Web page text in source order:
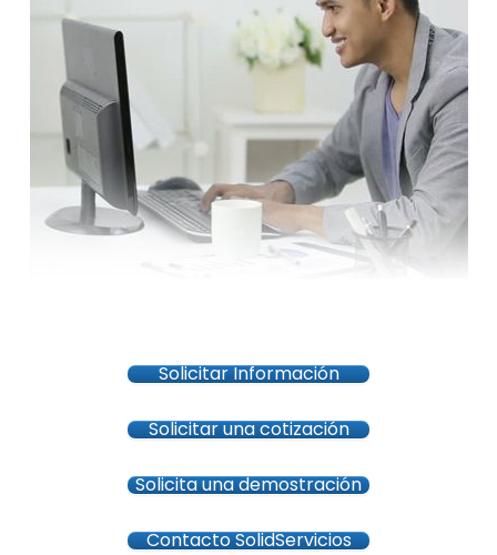
Solicitar Información
Solicitar una cotización
Solicita una demostración
Contacto SolidServicios